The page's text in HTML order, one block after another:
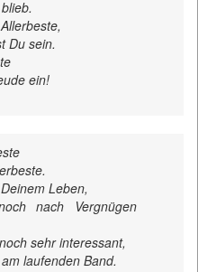
Du sein.
ein!
Leben,
nach Vergnügen
sehr interessant,
laufenden Band.